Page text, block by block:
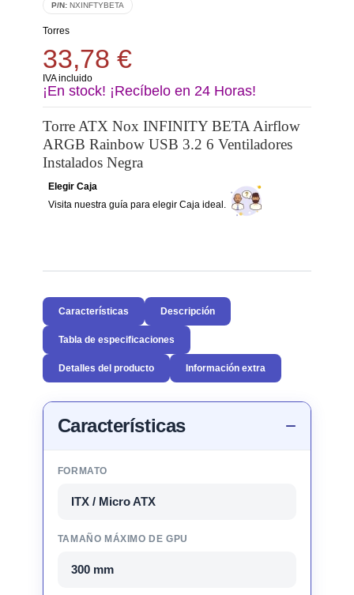
P/N: NXINFTYBETA
Torres
33,78 €
IVA incluido
¡En stock! ¡Recíbelo en 24 Horas!
Torre ATX Nox INFINITY BETA Airflow
ARGB Rainbow USB 3.2 6 Ventiladores
Instalados Negra
Elegir Caja
Visita nuestra guía para elegir Caja ideal.
Características Descripción
Tabla de especificaciones
Detalles del producto Información extra
Características
FORMATO
ITX / Micro ATX
TAMAÑO MÁXIMO DE GPU
300 mm